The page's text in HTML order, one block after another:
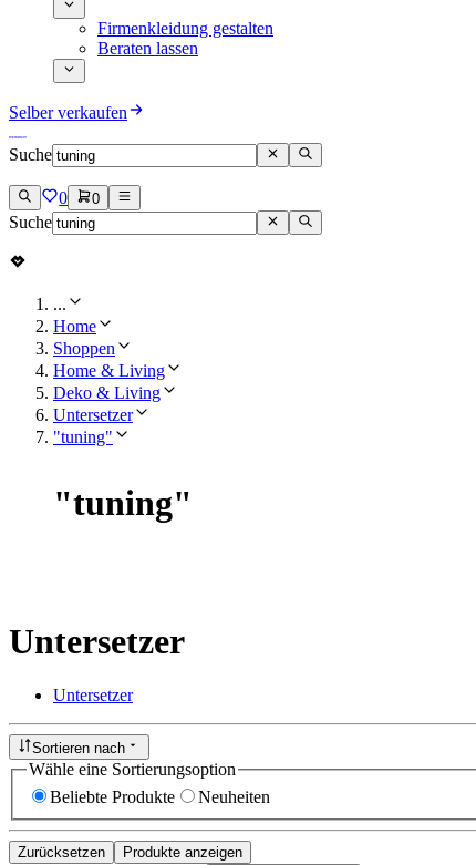
Firmenkleidung gestalten
Beraten lassen
Selber verkaufen
Suche
0 0
Suche
...
Home
Shoppen
Home & Living
Deko & Living
Untersetzer
"tuning"
"tuning"
Untersetzer
Untersetzer
Sortieren nach
Wähle eine Sortierungsoption
Beliebte Produkte
Neuheiten
Zurücksetzen Produkte anzeigen